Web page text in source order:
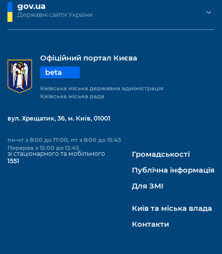
gov.ua
Державні сайти України
Офіційний портал Києва
beta
Київська міська державна адміністрація
Київська міська рада
вул. Хрещатик, 36, м. Київ, 01001
пн-чт з 8:00 до 17:00, пт з 8:00 до 15:45
Перерва з 12:00 до 12:45
зі стаціонарного та мобільного
1551
Громадськості
Публічна інформація
Для ЗМІ
Київ та міська влада
Контакти